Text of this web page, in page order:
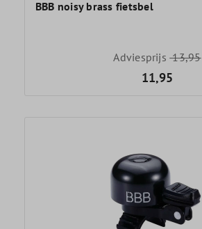
BBB noisy brass fietsbel
Adviesprijs13,95
11,95